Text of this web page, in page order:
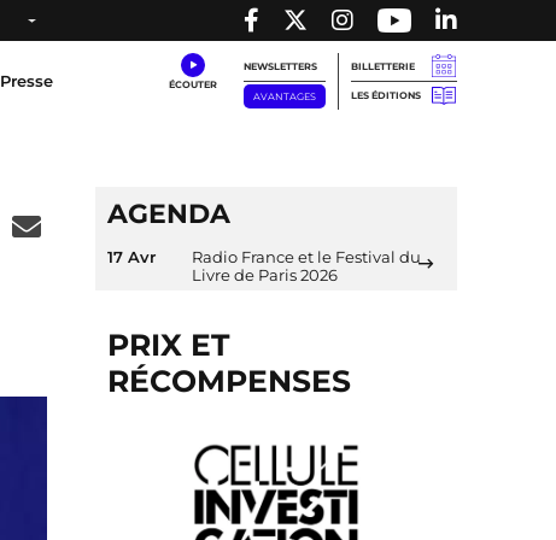
Presse
NEWSLETTERS
AVANTAGES
BILLETTERIE
LES ÉDITIONS
AGENDA
17 Avr
Radio France et le Festival du
Livre de Paris 2026
PRIX ET
RÉCOMPENSES